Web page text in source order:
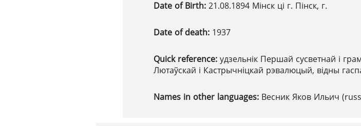
Date of Birth: 21.08.1894 Мінск ці г. Пінск, г.
Date of death: 1937
Quick reference: удзельнік Першай сусветнай і
Лютаўскай і Кастрычніцкай рэвалюцый, відны
Names in other languages: Весник Яков Ильич